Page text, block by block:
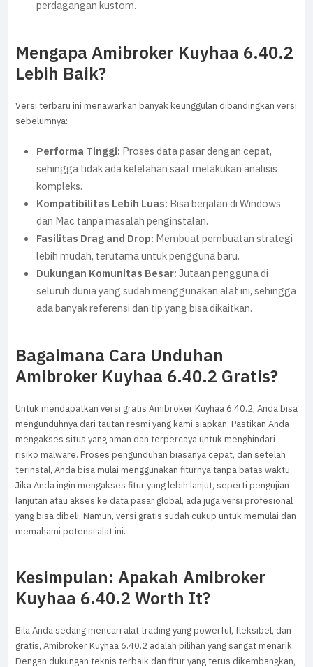
perdagangan kustom.
Mengapa Amibroker Kuyhaa 6.40.2
Lebih Baik?
Versi terbaru ini menawarkan banyak keunggulan dibandingkan versi
sebelumnya:
Performa Tinggi: Proses data pasar dengan cepat,
sehingga tidak ada kelelahan saat melakukan analisis
kompleks.
Kompatibilitas Lebih Luas: Bisa berjalan di Windows
dan Mac tanpa masalah penginstalan.
Fasilitas Drag and Drop: Membuat pembuatan strategi
lebih mudah, terutama untuk pengguna baru.
Dukungan Komunitas Besar:Jutaan pengguna di
seluruh dunia yang sudah menggunakan alat ini, sehingga
ada banyak referensi dan tip yang bisa dikaitkan.
Bagaimana Cara Unduhan
Amibroker Kuyhaa 6.40.2 Gratis?
Untuk mendapatkan versi gratis Amibroker Kuyhaa 6.40.2, Anda bisa
mengunduhnya dari tautan resmi yang kami siapkan. Pastikan Anda
mengakses situs yang aman dan terpercaya untuk menghindari
risiko malware. Proses pengunduhan biasanya cepat, dan setelah
terinstal, Anda bisa mulai menggunakan fiturnya tanpa batas waktu.
Jika Anda ingin mengakses fitur yang lebih lanjut, seperti pengujian
lanjutan atau akses ke data pasar global, ada juga versi profesional
yang bisa dibeli. Namun, versi gratis sudah cukup untuk memulai dan
memahami potensi alat ini.
Kesimpulan: Apakah Amibroker
Kuyhaa 6.40.2 Worth It?
Bila Anda sedang mencari alat trading yang powerful, fleksibel, dan
gratis, Amibroker Kuyhaa 6.40.2 adalah pilihan yang sangat menarik.
Dengan dukungan teknis terbaik dan fitur yang terus dikembangkan,